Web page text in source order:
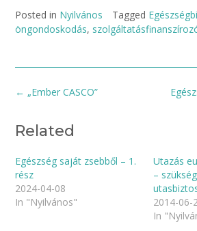
Posted in Nyilvános Tagged
öngondoskodás,
Post
← „Ember CASCO”
Related
Egészség saját zsebből – 1.
rész
2024-04-08
In "Nyilvános"
Utazás
–
2014-06-
In